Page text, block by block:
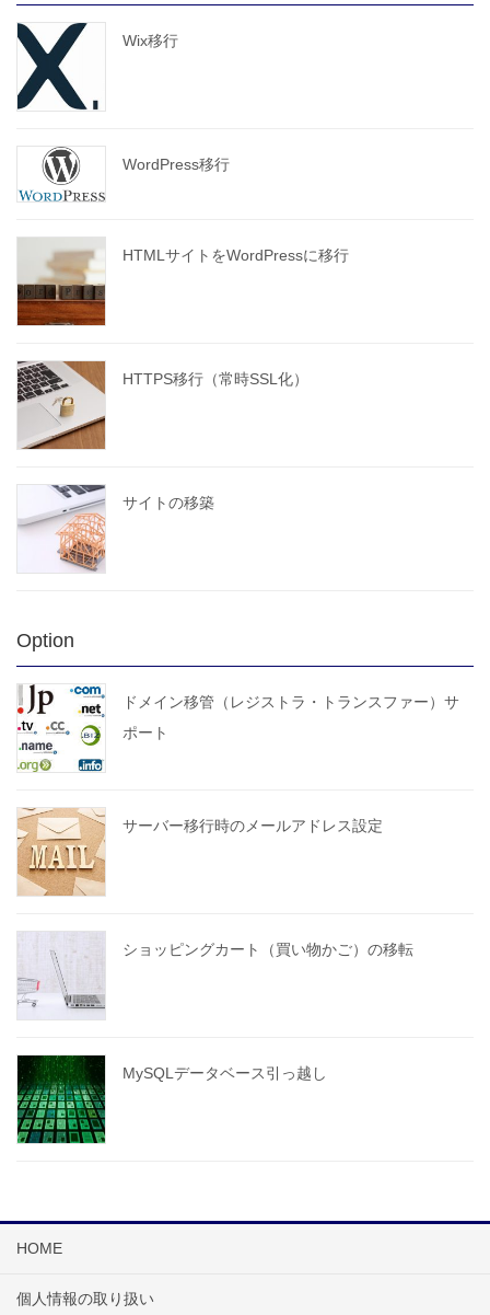
Wix移行
WordPress移行
HTMLサイトをWordPressに移行
HTTPS移行（常時SSL化）
サイトの移築
Option
ドメイン移管（レジストラ・トランスファー）サ
ポート
サーバー移行時のメールアドレス設定
ショッピングカート（買い物かご）の移転
MySQLデータベース引っ越し
HOME
個人情報の取り扱い